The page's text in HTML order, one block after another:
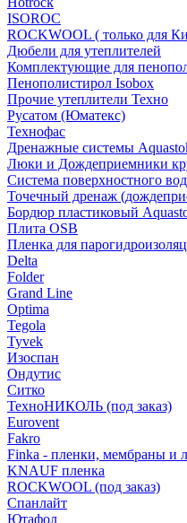
ISOROC
ROCKWOOL ( только для
Дюбели для утеплителей
Комплектующие для
Пенополистирол Isobox
Прочие утеплители Техно
Русатом (Юматекс)
Технофас
Дренажные системы
Люки и Дождеприемники
Система поверхностного
Точечный дренаж
Бордюр пластиковый
Плита OSB
Пленка для
Delta
Folder
Grand Line
Optima
Tegola
Tyvek
Изоспан
Ондутис
Ситко
ТехноНИКОЛЬ (под заказ)
Eurovent
Fakro
Finka - пленки, мембраны и
KNAUF пленка
ROCKWOOL (под заказ)
Спанлайт
Ютафол